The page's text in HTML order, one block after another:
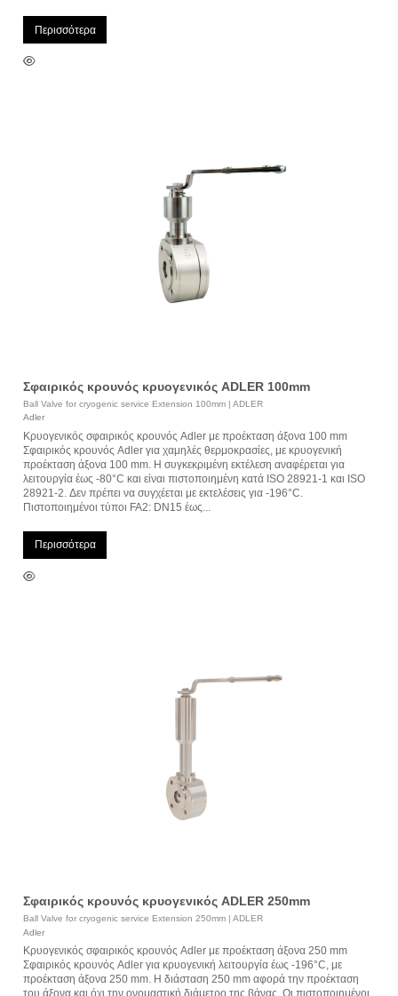
Περισσότερα
Σφαιρικός κρουνός κρυογενικός ADLER 100mm
Ball Valve for cryogenic service Extension 100mm | ADLER
Adler
Κρυογενικός σφαιρικός κρουνός Adler με προέκταση άξονα 100 mm
Σφαιρικός κρουνός Adler για χαμηλές θερμοκρασίες, με κρυογενική
προέκταση άξονα 100 mm. Η συγκεκριμένη εκτέλεση αναφέρεται για
λειτουργία έως -80°C και είναι πιστοποιημένη κατά ISO 28921-1 και ISO
28921-2. Δεν πρέπει να συγχέεται με εκτελέσεις για -196°C.
Πιστοποιημένοι τύποι FA2: DN15 έως...
Περισσότερα
Σφαιρικός κρουνός κρυογενικός ADLER 250mm
Ball Valve for cryogenic service Extension 250mm | ADLER
Adler
Κρυογενικός σφαιρικός κρουνός Adler με προέκταση άξονα 250 mm
Σφαιρικός κρουνός Adler για κρυογενική λειτουργία έως -196°C, με
προέκταση άξονα 250 mm. Η διάσταση 250 mm αφορά την προέκταση
του άξονα και όχι την ονομαστική διάμετρο της βάνας. Οι πιστοποιημένοι